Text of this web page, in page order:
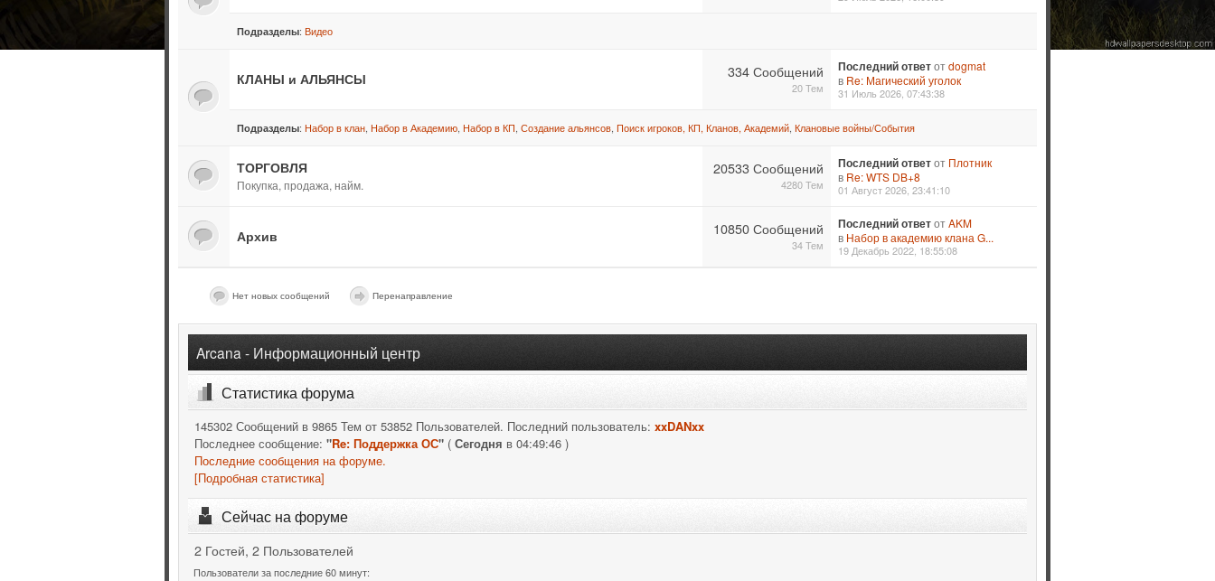
Подразделы: Видео
КЛАНЫ и АЛЬЯНСЫ 334 Сообщений
20 Тем
Последний ответотdogmat
в Re: Магический уголок
31 Июль 2026, 07:43:38
Подразделы: Набор в клан Набор в Академию Набор в КП Создание альянсов Поиск игроков, КП, Кланов, Академий Клановые войны/События
ТОРГОВЛЯ
Покупка, продажа, найм.
20533 Сообщений
4280 Тем
Последний ответот Плотник
в Re: WTS DB+8
01 Август 2026, 23:41:10
Архив 10850 Сообщений
34 Тем
Последний ответотAKM
в Набор в академию клана G...
19 Декабрь 2022, 18:55:08
Нет новых сообщений Перенаправление
Arcana - Информационный центр
Статистика форума
145302 Сообщений в 9865 Тем от 53852 Пользователей. Последний пользователь: xxDANxx
Последнее сообщение: "Re: Поддержка ОС"( Сегодня в 04:49:46 )
Последние сообщения на форуме.
[Подробная статистика]
Сейчас на форуме
2 Гостей, 2 Пользователей
Пользователи за последние 60 минут: